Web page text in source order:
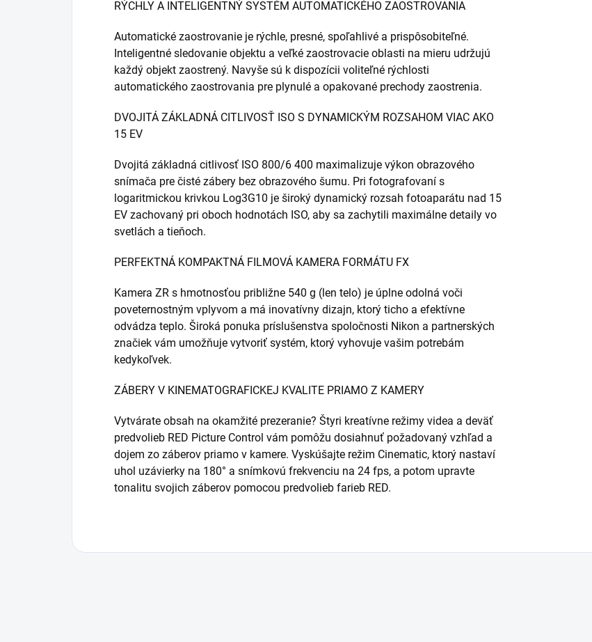
RÝCHLY A INTELIGENTNÝ SYSTÉM AUTOMATICKÉHO ZAOSTROVANIA
Automatické zaostrovanie je rýchle, presné, spoľahlivé a prispôsobiteľné.
Inteligentné sledovanie objektu a veľké zaostrovacie oblasti na mieru udržujú
každý objekt zaostrený. Navyše sú k dispozícii voliteľné rýchlosti
automatického zaostrovania pre plynulé a opakované prechody zaostrenia.
DVOJITÁ ZÁKLADNÁ CITLIVOSŤ ISO S DYNAMICKÝM ROZSAHOM VIAC AKO
15 EV
Dvojitá základná citlivosť ISO 800/6 400 maximalizuje výkon obrazového
snímača pre čisté zábery bez obrazového šumu. Pri fotografovaní s
logaritmickou krivkou Log3G10 je široký dynamický rozsah fotoaparátu nad 15
EV zachovaný pri oboch hodnotách ISO, aby sa zachytili maximálne detaily vo
svetlách a tieňoch.
PERFEKTNÁ KOMPAKTNÁ FILMOVÁ KAMERA FORMÁTU FX
Kamera ZR s hmotnosťou približne 540 g (len telo) je úplne odolná voči
poveternostným vplyvom a má inovatívny dizajn, ktorý ticho a efektívne
odvádza teplo. Široká ponuka príslušenstva spoločnosti Nikon a partnerských
značiek vám umožňuje vytvoriť systém, ktorý vyhovuje vašim potrebám
kedykoľvek.
ZÁBERY V KINEMATOGRAFICKEJ KVALITE PRIAMO Z KAMERY
Vytvárate obsah na okamžité prezeranie? Štyri kreatívne režimy videa a deväť
predvolieb RED Picture Control vám pomôžu dosiahnuť požadovaný vzhľad a
dojem zo záberov priamo v kamere. Vyskúšajte režim Cinematic, ktorý nastaví
uhol uzávierky na 180° a snímkovú frekvenciu na 24 fps, a potom upravte
tonalitu svojich záberov pomocou predvolieb farieb RED.